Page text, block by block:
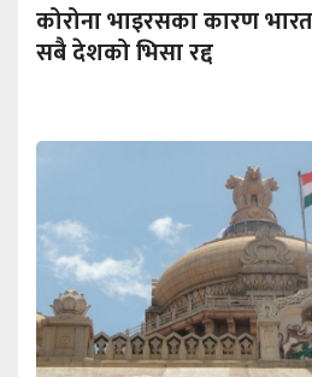
कोरोना भाइरसका कारण
सबै देशको भिसा रद्द